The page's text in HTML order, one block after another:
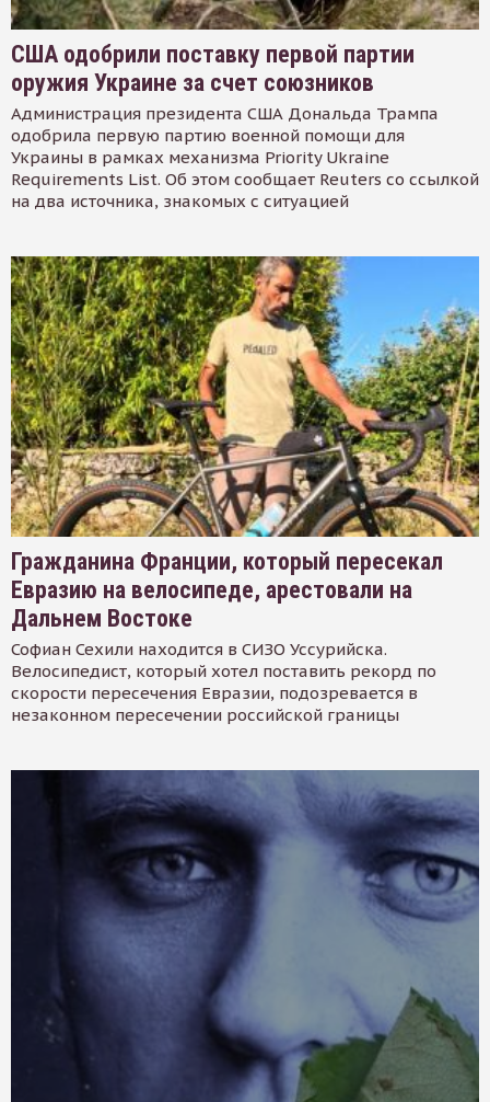
США одобрили поставку первой партии
оружия Украине за счет союзников
Администрация президента США Дональда Трампа
одобрила первую партию военной помощи для
Украины в рамках механизма Priority Ukraine
Requirements List. Об этом сообщает Reuters со ссылкой
на два источника, знакомых с ситуацией
Гражданина Франции, который пересекал
Евразию на велосипеде, арестовали на
Дальнем Востоке
Софиан Сехили находится в СИЗО Уссурийска.
Велосипедист, который хотел поставить рекорд по
скорости пересечения Евразии, подозревается в
незаконном пересечении российской границы